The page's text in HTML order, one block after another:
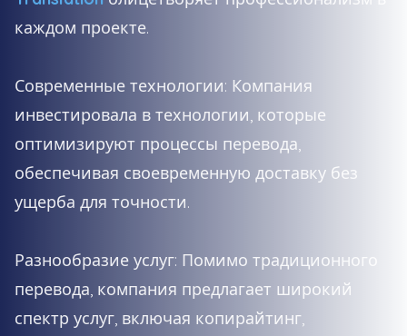
каждом проекте.
Современные технологии: Компания
инвестировала в технологии, которые
оптимизируют процессы перевода,
обеспечивая своевременную доставку без
ущерба для точности.
Разнообразие услуг: Помимо традиционного
перевода, компания предлагает широкий
спектр услуг, включая копирайтинг,